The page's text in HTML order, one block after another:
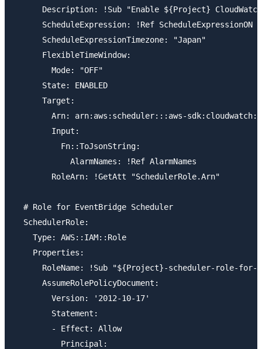
Description: !Sub "Enable ${Project}
      ScheduleExpression: !Ref ScheduleExpressionON
      ScheduleExpressionTimezone: "Japan"
      FlexibleTimeWindow:
        Mode: "OFF"
      State: ENABLED
      Target:
Arn: arn:aws:scheduler:::aws-
        Input:
          Fn::ToJsonString:
            AlarmNames: !Ref AlarmNames
        RoleArn: !GetAtt "SchedulerRole.Arn"
  # Role for EventBridge Scheduler
  SchedulerRole:
    Type: AWS::IAM::Role
    Properties:
RoleName: !Sub "${Project}-scheduler-role-for-
      AssumeRolePolicyDocument:
        Version: '2012-10-17'
        Statement:
        - Effect: Allow
          Principal: